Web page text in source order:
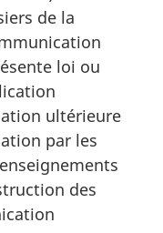
de la
loi ou
ultérieure
par les
des